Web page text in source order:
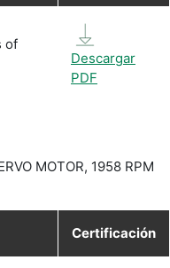
of
Descargar
PDF
MOTOR, 1958 RPM
Certificación